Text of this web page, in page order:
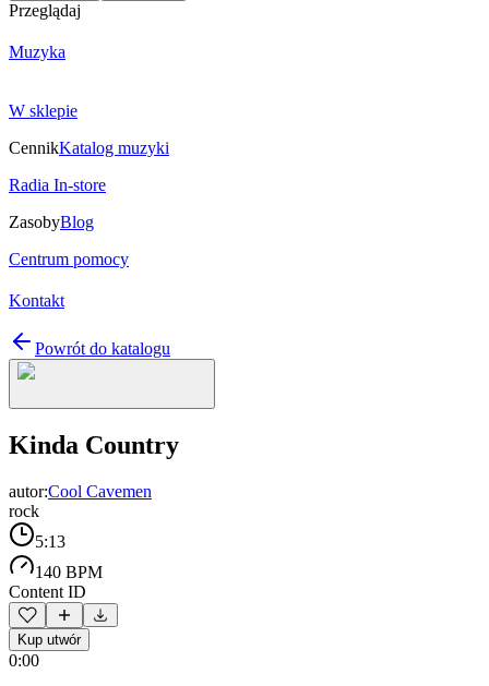
Przeglądaj
Muzyka
W sklepie
CennikKatalog muzyki
Radia In-store
ZasobyBlog
Centrum pomocy
Kontakt
Powrót do katalogu
Kinda Country
autor:Cool Cavemen
rock
5:13
140 BPM
Content ID
Kup utwór
0:00